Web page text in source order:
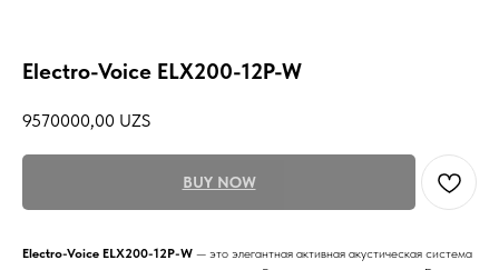
Electro-Voice ELX200-12P-W
9570000,00 UZS
BUY NOW
Electro-Voice ELX200-12P-W — это элегантная активная акустическая система